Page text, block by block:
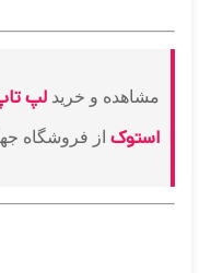
مشاهده و خریدلپ تاپ
استوکاز فروشگاه جهان